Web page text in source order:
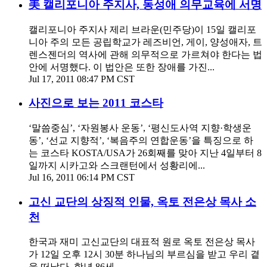
美 캘리포니아 주지사, 동성애 의무교육에 서명
캘리포니아 주지사 제리 브라운(민주당)이 15일 캘리포
니아 주의 모든 공립학교가 레즈비언, 게이, 양성애자, 트
렌스젠더의 역사에 관해 의무적으로 가르쳐야 한다는 법
안에 서명했다. 이 법안은 또한 장애를 가진...
Jul 17, 2011 08:47 PM CST
사진으로 보는 2011 코스타
‘말씀중심’, ‘자원봉사 운동’, ‘평신도사역 지향·학생운
동’, ‘선교 지향적’, ‘복음주의 연합운동’을 특징으로 하
는 코스타 KOSTA/USA가 26회째를 맞아 지난 4일부터 8
일까지 시카고와 스크랜턴에서 성황리에...
Jul 16, 2011 06:14 PM CST
고신 교단의 상징적 인물, 옥토 전은상 목사 소
천
한국과 재미 고신교단의 대표적 원로 옥토 전은상 목사
가 12일 오후 12시 30분 하나님의 부르심을 받고 우리 곁